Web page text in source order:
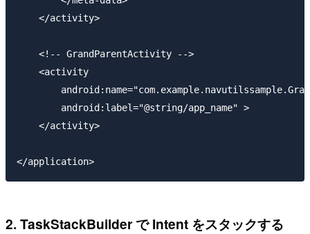
    </activity>
    <!-- GrandParentActivity -->
    <activity
        android:label="@string/app_name" >
    </activity>
2. TaskStackBuilder で Intent をスタックする